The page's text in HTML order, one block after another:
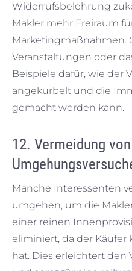
Widerrufsbelehrung
Makler mehr Freiraum
Marketingmaßnahmen.
Veranstaltungen oder
Beispiele dafür, wie der
angekurbelt und die
gemacht werden kann.
12. Vermeidung von
Manche Interessenten
umgehen, um die
einer reinen
eliminiert, da der Käufer
hat. Dies erleichtert den